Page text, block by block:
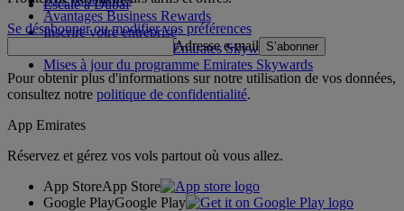
Escale à Dubai
Avantages Business Rewards
Inscrire votre entreprise
Règles du programme Emirates Skywards
Mises à jour du programme Emirates Skywards
Se désabonner ou modifier vos préférences
Adresse e-mail S’abonner
Pour obtenir plus d'informations sur notre utilisation de vos données,
consultez notre politique de confidentialité.
App Emirates
Réservez et gérez vos vols partout où vous allez.
App StoreApp Store
Google PlayGoogle Play